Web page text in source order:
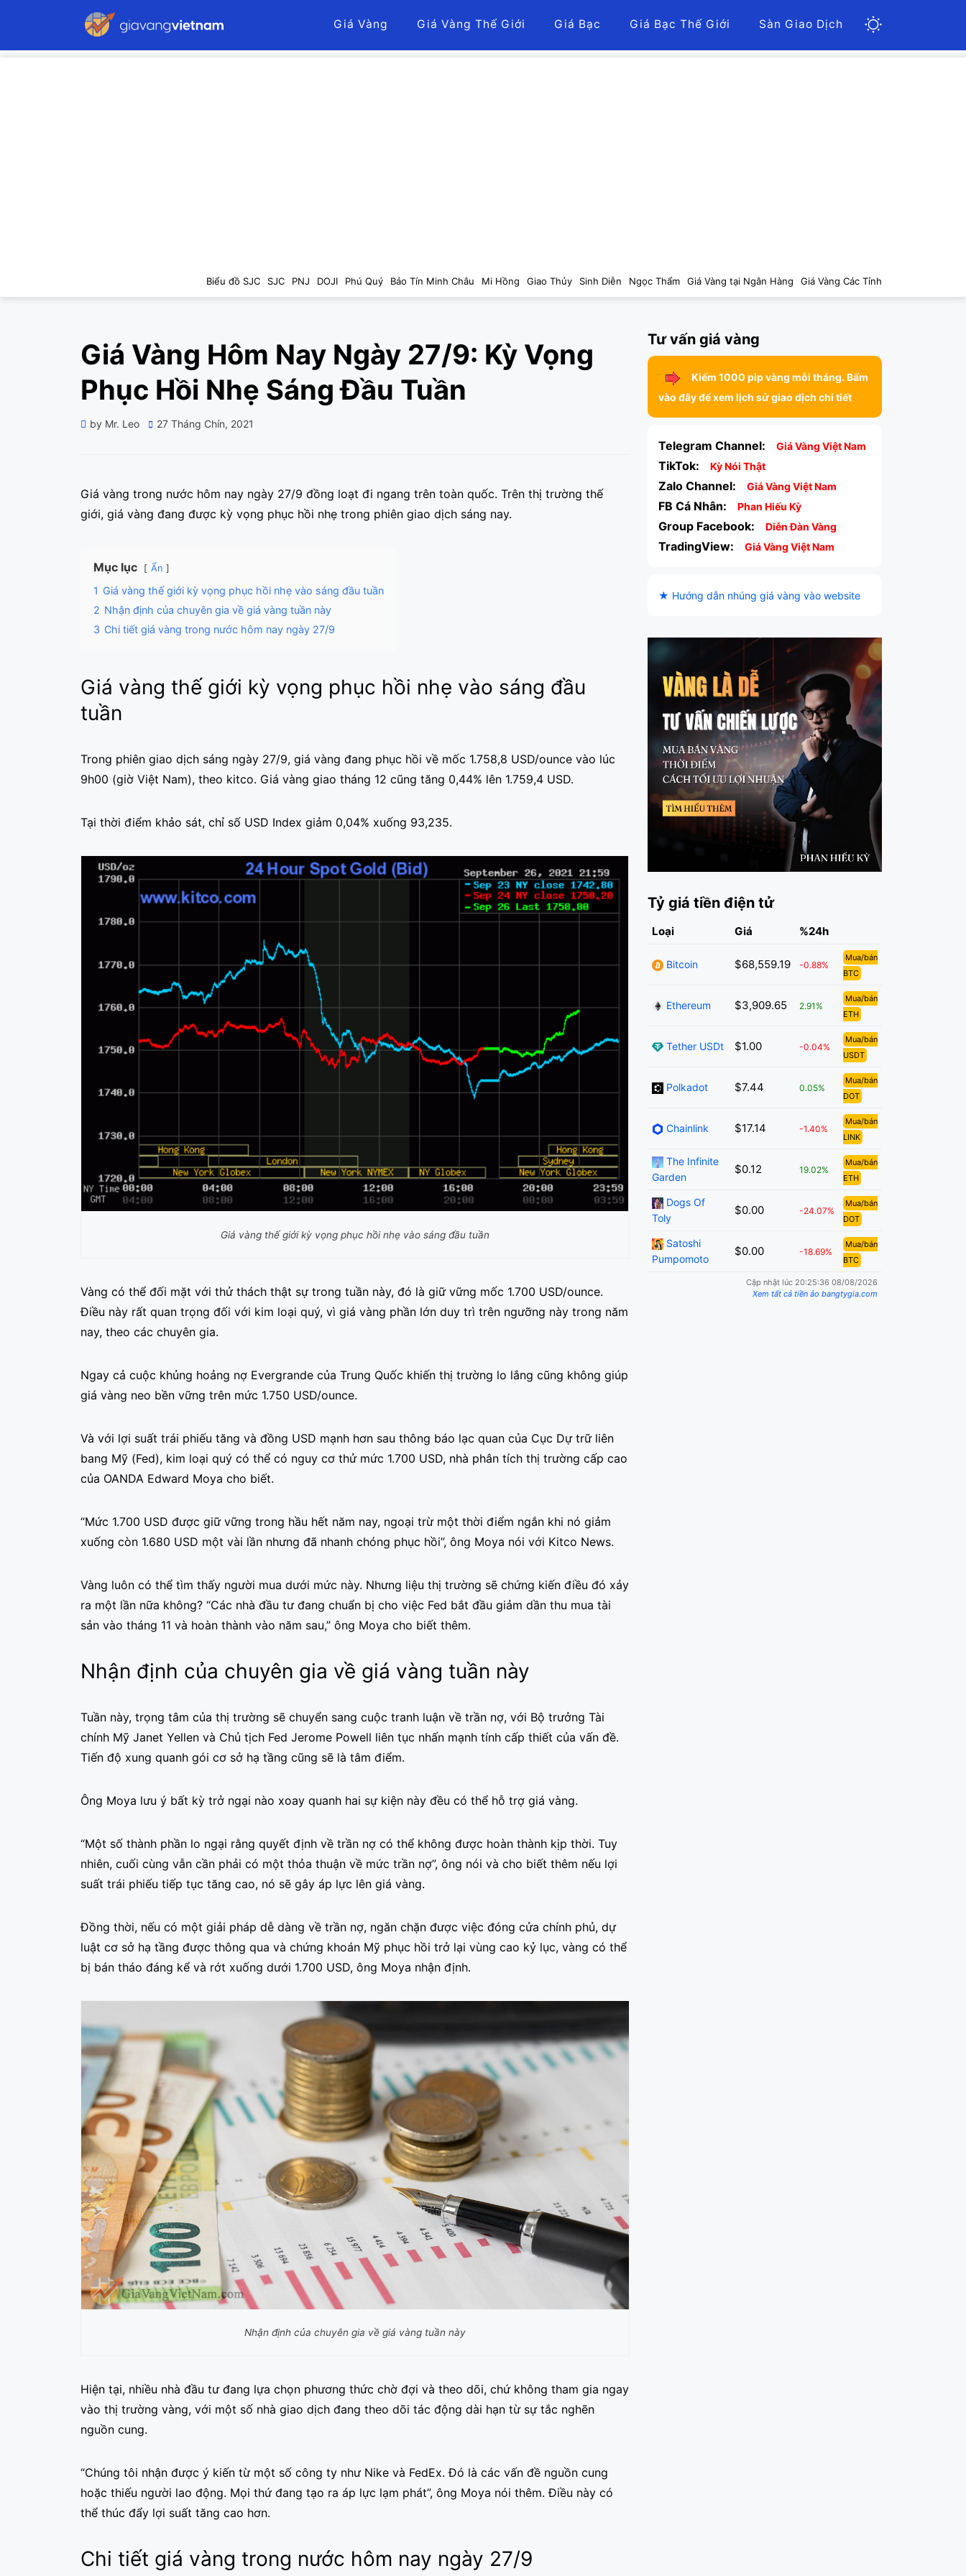
Giá Vàng Giá Vàng Thế Giới Giá Bạc Giá Bạc Thế Giới Sàn Giao Dịch
Biểu đồ SJC SJC PNJ DOJI Phú Quý Bảo Tín Minh Châu Mi Hồng Giao Thủy Sinh Diễn Ngọc Thẩm Giá Vàng tại Ngân Hàng Giá Vàng Các Tỉnh
Giá Vàng Hôm Nay Ngày 27/9: Kỳ Vọng
Phục Hồi Nhẹ Sáng Đầu Tuần
by Mr. Leo
Posted
27 Tháng Chín, 2021
Giá vàng trong nước hôm nay ngày 27/9 đồng loạt đi ngang trên toàn quốc. Trên thị trường thế
giới, giá vàng đang được kỳ vọng phục hồi nhẹ trong phiên giao dịch sáng nay.
Mục lục Ẩn
1 Giá vàng thế giới kỳ vọng phục hồi nhẹ vào sáng đầu tuần
2 Nhận định của chuyên gia về giá vàng tuần này
3 Chi tiết giá vàng trong nước hôm nay ngày 27/9
Giá vàng thế giới kỳ vọng phục hồi nhẹ vào sáng đầu
tuần
Trong phiên giao dịch sáng ngày 27/9, giá vàng đang phục hồi về mốc 1.758,8 USD/ounce vào lúc
9h00 (giờ Việt Nam), theo kitco. Giá vàng giao tháng 12 cũng tăng 0,44% lên 1.759,4 USD.
Tại thời điểm khảo sát, chỉ số USD Index giảm 0,04% xuống 93,235.
Giá vàng thế giới kỳ vọng phục hồi nhẹ vào sáng đầu tuần
Vàng có thể đối mặt với thử thách thật sự trong tuần này, đó là giữ vững mốc 1.700 USD/ounce.
Điều này rất quan trọng đối với kim loại quý, vì giá vàng phần lớn duy trì trên ngưỡng này trong năm
nay, theo các chuyên gia.
Ngay cả cuộc khủng hoảng nợ Evergrande của Trung Quốc khiến thị trường lo lắng cũng không giúp
giá vàng neo bền vững trên mức 1.750 USD/ounce.
Và với lợi suất trái phiếu tăng và đồng USD mạnh hơn sau thông báo lạc quan của Cục Dự trữ liên
bang Mỹ (Fed), kim loại quý có thể có nguy cơ thử mức 1.700 USD, nhà phân tích thị trường cấp cao
của OANDA Edward Moya cho biết.
“Mức 1.700 USD được giữ vững trong hầu hết năm nay, ngoại trừ một thời điểm ngắn khi nó giảm
xuống còn 1.680 USD một vài lần nhưng đã nhanh chóng phục hồi”, ông Moya nói với Kitco News.
Vàng luôn có thể tìm thấy người mua dưới mức này. Nhưng liệu thị trường sẽ chứng kiến điều đó xảy
ra một lần nữa không? “Các nhà đầu tư đang chuẩn bị cho việc Fed bắt đầu giảm dần thu mua tài
sản vào tháng 11 và hoàn thành vào năm sau,” ông Moya cho biết thêm.
Nhận định của chuyên gia về giá vàng tuần này
Tuần này, trọng tâm của thị trường sẽ chuyển sang cuộc tranh luận về trần nợ, với Bộ trưởng Tài
chính Mỹ Janet Yellen và Chủ tịch Fed Jerome Powell liên tục nhấn mạnh tính cấp thiết của vấn đề.
Tiến độ xung quanh gói cơ sở hạ tầng cũng sẽ là tâm điểm.
Ông Moya lưu ý bất kỳ trở ngại nào xoay quanh hai sự kiện này đều có thể hỗ trợ giá vàng.
“Một số thành phần lo ngại rằng quyết định về trần nợ có thể không được hoàn thành kịp thời. Tuy
nhiên, cuối cùng vẫn cần phải có một thỏa thuận về mức trần nợ”, ông nói và cho biết thêm nếu lợi
suất trái phiếu tiếp tục tăng cao, nó sẽ gây áp lực lên giá vàng.
Đồng thời, nếu có một giải pháp dễ dàng về trần nợ, ngăn chặn được việc đóng cửa chính phủ, dự
luật cơ sở hạ tầng được thông qua và chứng khoán Mỹ phục hồi trở lại vùng cao kỷ lục, vàng có thể
bị bán tháo đáng kể và rớt xuống dưới 1.700 USD, ông Moya nhận định.
Nhận định của chuyên gia về giá vàng tuần này
Hiện tại, nhiều nhà đầu tư đang lựa chọn phương thức chờ đợi và theo dõi, chứ không tham gia ngay
vào thị trường vàng, với một số nhà giao dịch đang theo dõi tác động dài hạn từ sự tắc nghẽn
nguồn cung.
“Chúng tôi nhận được ý kiến từ một số công ty như Nike và FedEx. Đó là các vấn đề nguồn cung
hoặc thiếu người lao động. Mọi thứ đang tạo ra áp lực lạm phát”, ông Moya nói thêm. Điều này có
thể thúc đẩy lợi suất tăng cao hơn.
Chi tiết giá vàng trong nước hôm nay ngày 27/9
Tư vấn giá vàng
Kiếm 1000 pip vàng mỗi tháng. Bấm
vào đây để xem lịch sử giao dịch chi tiết
Telegram Channel: Giá Vàng Việt Nam
TikTok: Kỳ Nói Thật
Zalo Channel: Giá Vàng Việt Nam
FB Cá Nhân: Phan Hiếu Kỳ
Group Facebook: Diễn Đàn Vàng
TradingView: Giá Vàng Việt Nam
★ Hướng dẫn nhúng giá vàng vào website
Tỷ giá tiền điện tử
Loại Giá %24h
Bitcoin $68,559.19 -0.88%
Mua/bán
BTC
Ethereum $3,909.65 2.91%
Mua/bán
ETH
Tether USDt $1.00 -0.04%
Mua/bán
USDT
Polkadot $7.44 0.05%
Mua/bán
DOT
Chainlink $17.14 -1.40%
Mua/bán
LINK
The Infinite
Garden
$0.12 19.02%
Mua/bán
ETH
Dogs Of
Toly
$0.00 -24.07%
Mua/bán
DOT
Satoshi
Pumpomoto
$0.00 -18.69%
Mua/bán
BTC
Cập nhật lúc 20:25:36 08/08/2026
Xem tất cả tiền ảo bangtygia.com